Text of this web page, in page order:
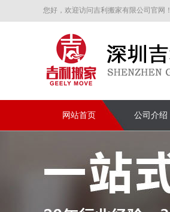
您好，欢迎访问吉利搬家有限公司官网！
网站首页 公司介绍